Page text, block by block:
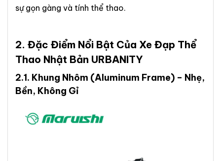
sự gọn gàng và tính thể thao.
2. Đặc Điểm Nổi Bật Của Xe Đạp Thể
Thao Nhật Bản URBANITY
2.1. Khung Nhôm (Aluminum Frame) – Nhẹ,
Bền, Không Gỉ